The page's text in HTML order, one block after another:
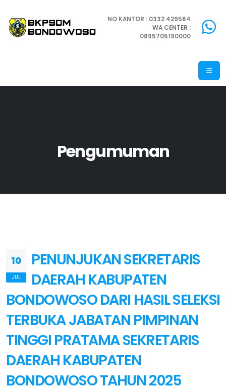
NO KANTOR : 0332 429584
WA CENTER :
0895705190000
Pengumuman
10
JUL
PENUNJUKAN SEKRETARIS
DAERAH KABUPATEN
BONDOWOSO DARI HASIL SELEKSI
TERBUKA JABATAN PIMPINAN
TINGGI PRATAMA SEKRETARIS
DAERAH KABUPATEN
BONDOWOSO TAHUN 2025